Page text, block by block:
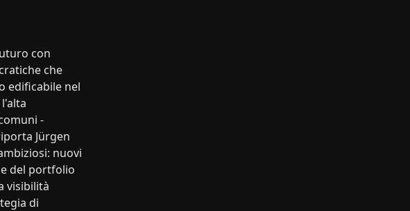
con
che
edificabile nel
-
Jürgen
nuovi
del portfolio
visibilità
di